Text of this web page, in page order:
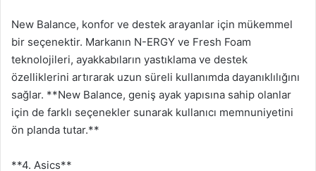
New Balance, konfor ve destek arayanlar için mükemmel
bir seçenektir. Markanın N-ERGY ve Fresh Foam
teknolojileri, ayakkabıların yastıklama ve destek
özelliklerini artırarak uzun süreli kullanımda dayanıklılığını
sağlar. **New Balance, geniş ayak yapısına sahip olanlar
için de farklı seçenekler sunarak kullanıcı memnuniyetini
ön planda tutar.**
**4. Asics**